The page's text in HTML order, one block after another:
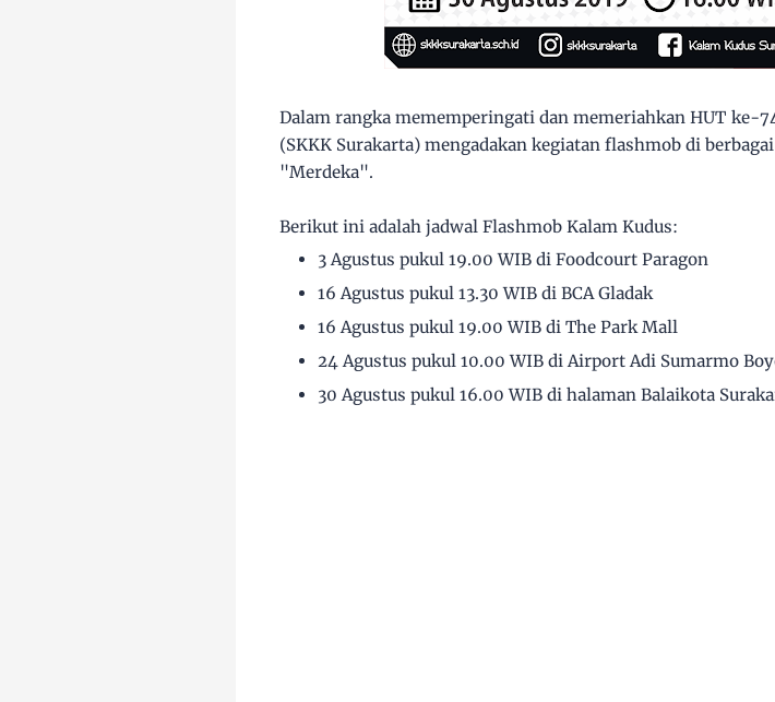
Dalam rangka mememperingati dan memeriahkan HUT ke-
(SKKK Surakarta) mengadakan kegiatan flashmob di
"Merdeka".
Berikut ini adalah jadwal Flashmob Kalam Kudus:
3 Agustus pukul 19.00 WIB di Foodcourt Paragon
16 Agustus pukul 13.30 WIB di BCA Gladak
16 Agustus pukul 19.00 WIB di The Park Mall
24 Agustus pukul 10.00 WIB di Airport Adi Sumarmo
30 Agustus pukul 16.00 WIB di halaman Balaikota